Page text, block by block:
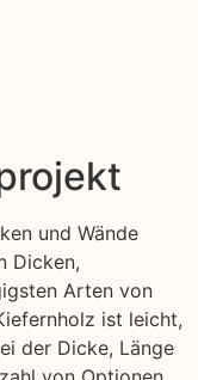
und Wände
Dicken,
Arten von
ist leicht,
der Dicke, Länge